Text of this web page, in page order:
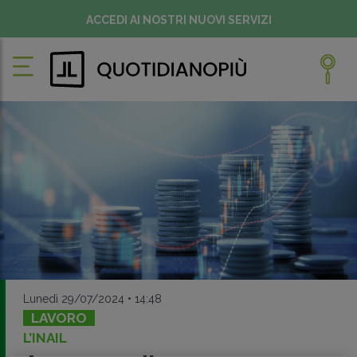
ACCEDI AI NOSTRI NUOVI SERVIZI
Lunedì 29/07/2024 • 14:48
LAVORO
L’INAIL